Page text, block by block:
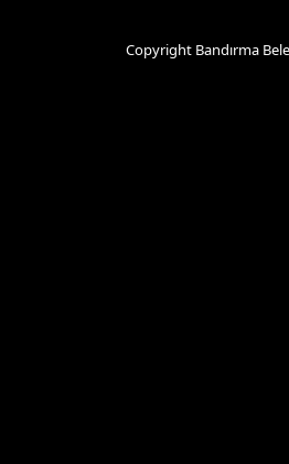
Copyright Bandırma